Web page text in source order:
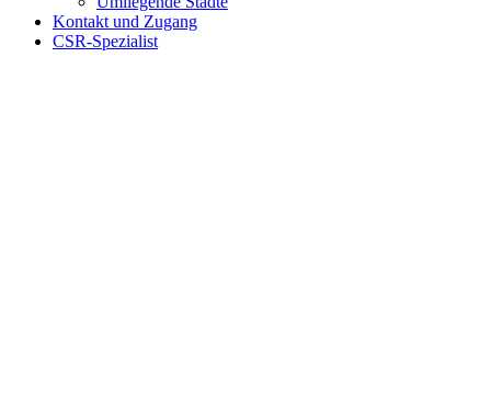
Kontakt und Zugang
CSR-Spezialist